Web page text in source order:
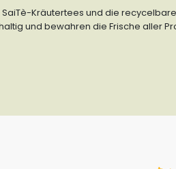
Kräutertees und die
und bewahren die Frische aller